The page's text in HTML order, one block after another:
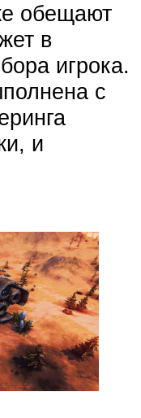
обещают
в
игрока.
с
и